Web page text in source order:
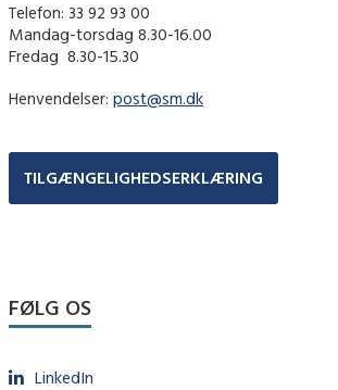
Telefon: 33 92 93 00
Mandag-torsdag 8.30-16.00
Fredag ​ 8.30-15.30
Henvendelser: post@sm.dk
TILGÆNGELIGHEDSERKLÆRING
FØLG OS
LinkedIn